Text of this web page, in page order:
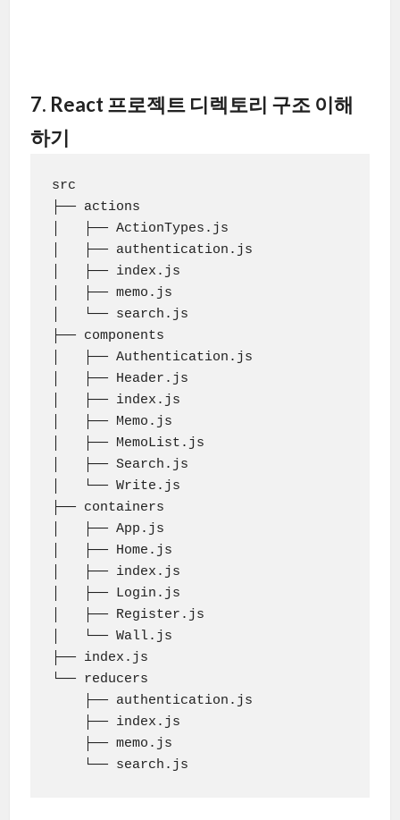
7. React 프로젝트 디렉토리 구조 이해
하기
src
├── actions
│   ├── ActionTypes.js
│   ├── authentication.js
│   ├── index.js
│   ├── memo.js
│   └── search.js
├── components
│   ├── Authentication.js
│   ├── Header.js
│   ├── index.js
│   ├── Memo.js
│   ├── MemoList.js
│   ├── Search.js
│   └── Write.js
├── containers
│   ├── App.js
│   ├── Home.js
│   ├── index.js
│   ├── Login.js
│   ├── Register.js
│   └── Wall.js
├── index.js
└── reducers
    ├── authentication.js
    ├── index.js
    ├── memo.js
    └── search.js